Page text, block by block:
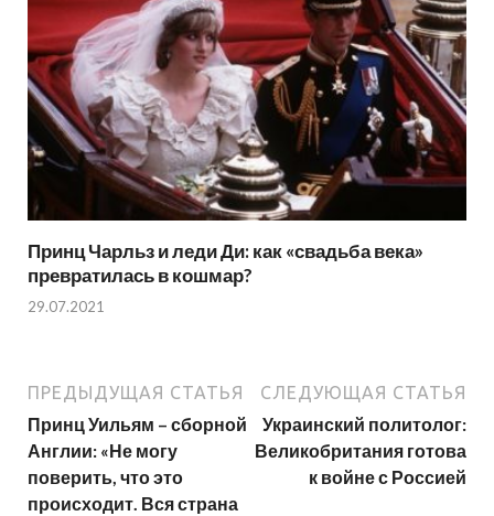
Принц Чарльз и леди Ди: как «свадьба века»
превратилась в кошмар?
29.07.2021
ПРЕДЫДУЩАЯ СТАТЬЯ
Принц Уильям – сборной
Англии: «Не могу
поверить, что это
происходит. Вся страна
СЛЕДУЮЩАЯ СТАТЬЯ
Украинский политолог:
Великобритания готова
к войне с Россией